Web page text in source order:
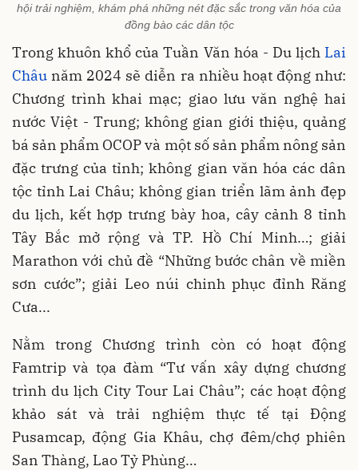
hội trải nghiệm, khám phá những nét đặc sắc trong văn hóa của
đồng bào các dân tộc
Trong khuôn khổ của Tuần Văn hóa - Du lịch Lai
Châu năm 2024 sẽ diễn ra nhiều hoạt động như:
Chương trình khai mạc; giao lưu văn nghệ hai
nước Việt - Trung; không gian giới thiệu, quảng
bá sản phẩm OCOP và một số sản phẩm nông sản
đặc trưng của tỉnh; không gian văn hóa các dân
tộc tỉnh Lai Châu; không gian triển lãm ảnh đẹp
du lịch, kết hợp trưng bày hoa, cây cảnh 8 tỉnh
Tây Bắc mở rộng và TP. Hồ Chí Minh…; giải
Marathon với chủ đề “Những bước chân về miền
sơn cước”; giải Leo núi chinh phục đỉnh Răng
Cưa...
Nằm trong Chương trình còn có hoạt động
Famtrip và tọa đàm “Tư vấn xây dựng chương
trình du lịch City Tour Lai Châu”; các hoạt động
khảo sát và trải nghiệm thực tế tại Động
Pusamcap, động Gia Khâu, chợ đêm/chợ phiên
San Thàng, Lao Tỷ Phùng…